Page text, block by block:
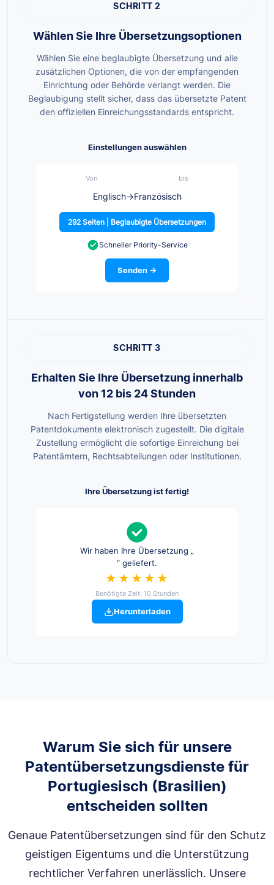
SCHRITT 2
Wählen Sie Ihre Übersetzungsoptionen
Wählen Sie eine beglaubigte Übersetzung und alle
zusätzlichen Optionen, die von der empfangenden
Einrichtung oder Behörde verlangt werden. Die
Beglaubigung stellt sicher, dass das übersetzte Patent
den offiziellen Einreichungsstandards entspricht.
Einstellungen auswählen
Von bis
Englisch→Französisch
292 Seiten | Beglaubigte Übersetzungen
Schneller Priority-Service
Senden →
SCHRITT 3
Erhalten Sie Ihre Übersetzung innerhalb
von 12 bis 24 Stunden
Nach Fertigstellung werden Ihre übersetzten
Patentdokumente elektronisch zugestellt. Die digitale
Zustellung ermöglicht die sofortige Einreichung bei
Patentämtern, Rechtsabteilungen oder Institutionen.
Ihre Übersetzung ist fertig!
Wir haben Ihre Übersetzung „
“ geliefert.
★★★★★
Benötigte Zeit: 10 Stunden
Herunterladen
Warum Sie sich für unsere
Patentübersetzungsdienste für
Portugiesisch (Brasilien)
entscheiden sollten
Genaue Patentübersetzungen sind für den Schutz
geistigen Eigentums und die Unterstützung
rechtlicher Verfahren unerlässlich. Unsere